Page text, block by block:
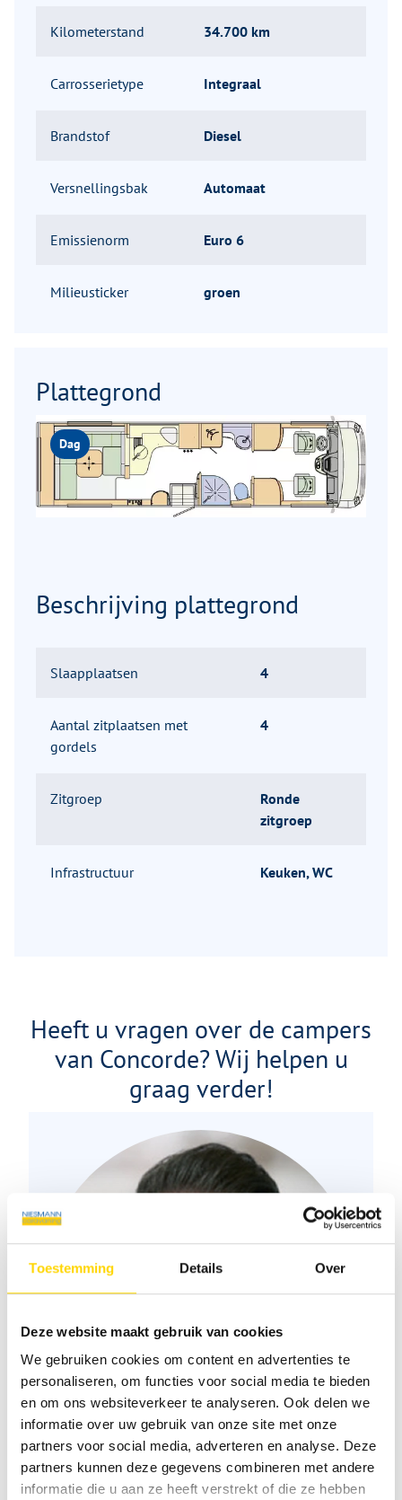
Toestemming Details Over
Deze website maakt gebruik van cookies
We gebruiken cookies om content en advertenties te
personaliseren, om functies voor social media te bieden
en om ons websiteverkeer te analyseren. Ook delen we
informatie over uw gebruik van onze site met onze
partners voor social media, adverteren en analyse. Deze
partners kunnen deze gegevens combineren met andere
informatie die u aan ze heeft verstrekt of die ze hebben
Kilometerstand 34.700 km
Carrosserietype Integraal
Brandstof Diesel
Versnellingsbak Automaat
Emissienorm Euro 6
Milieusticker groen
Plattegrond
Dag
Beschrijving plattegrond
Slaapplaatsen 4
Aantal zitplaatsen met
gordels
4
Zitgroep
Ronde
zitgroep
Infrastructuur Keuken, WC
Heeft u vragen over de campers
van Concorde? Wij helpen u
graag verder!
Salih Yasaroglu
Klantadviseur